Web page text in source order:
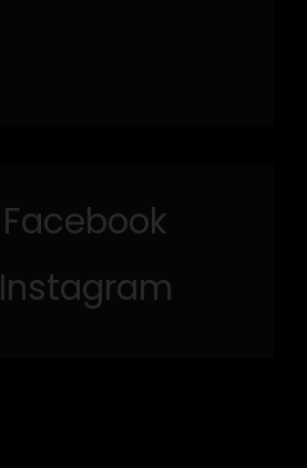
Facebook
Instagram